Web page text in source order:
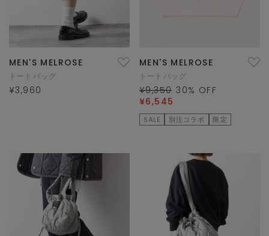
MEN'S MELROSE
トートバッグ
¥3,960
MEN'S MELROSE
トートバッグ
¥9,350 30% OFF
¥6,545
SALE 別注コラボ 限定